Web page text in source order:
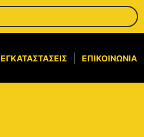
ΕΓΚΑΤΑΣΤΆΣΕΙΣ ΕΠΙΚΟΙΝΩΝΊΑ